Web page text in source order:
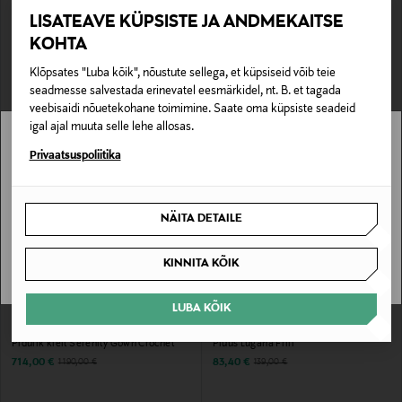
LISATEAVE KÜPSISTE JA ANDMEKAITSE
KOHTA
Klõpsates "Luba kõik", nõustute sellega, et küpsiseid võib teie
seadmesse salvestada erinevatel eesmärkidel, nt. B. et tagada
veebisaidi nõuetekohane toimimine. Saate oma küpsiste seadeid
igal ajal muuta selle lehe allosas.
Privaatsuspoliitika
NÄITA DETAILE
KINNITA KÕIK
LUBA KÕIK
SOODUSTUS 60%
RUE DE FEMME
Kleit RdfPaxen
Discounted Price
62,00 €
SOODUSTUS 61%
SKALL STUDIO
Discounted Price
119,60 € 309,00 €
IDA SJÖSTEDT
Pidulik kleit Serenity Gown Crochet
Discounted Price
714,00 € Original Price
1 190,00 €
SOODUSTUS 40%
SECOND FEMALE
Pluus Lugana Frill
Discounted Price
83,40 € Original Price
139,00 €
Stockmann pole Sinu riigis saadaval.
SAAN ARU